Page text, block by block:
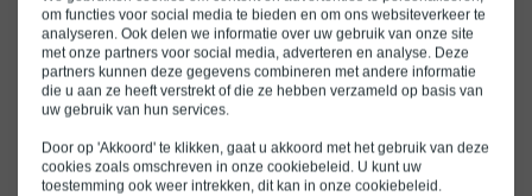
om functies voor social media te bieden en om ons websiteverkeer te
analyseren. Ook delen we informatie over uw gebruik van onze site
met onze partners voor social media, adverteren en analyse. Deze
partners kunnen deze gegevens combineren met andere informatie
die u aan ze heeft verstrekt of die ze hebben verzameld op basis van
uw gebruik van hun services.
Door op 'Akkoord' te klikken, gaat u akkoord met het gebruik van deze
cookies zoals omschreven in onze cookiebeleid. U kunt uw
toestemming ook weer intrekken, dit kan in onze cookiebeleid.